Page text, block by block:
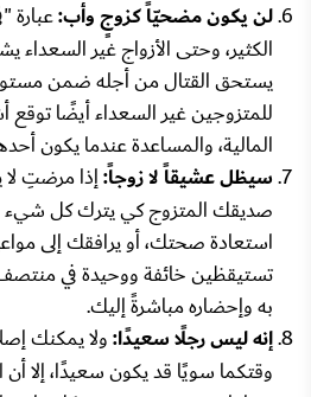
لن يكون مضحيّاً كزوجٍ وأب:عبارة
الكثير، وحتى الأزواج غير
يستحق القتال من أجله ضمن
للمتزوجين غير السعداء أيضًا توقع
المالية، والمساعدة عندما يكون
سيظل عشيقاً لا زوجاً:إذا مرضتِ
صديقك المتزوج كي يترك كل شيء
استعادة صحتك، أو يرافقك إلى
تستيقظين خائفة ووحيدة في منتصف
به وإحضاره مباشرةً إليك.
إنه ليس رجلًا سعيدًا:ولا يمكنك
وقتكما سويًا قد يكون سعيدًا، إلا